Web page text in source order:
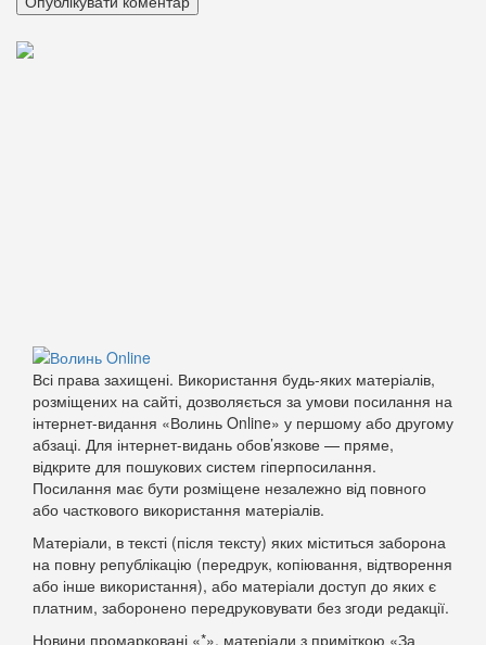
Всі права захищені. Використання будь-яких матеріалів,
розміщених на сайті, дозволяється за умови посилання на
інтернет-видання «Волинь Online» у першому або другому
абзаці. Для інтернет-видань обов’язкове — пряме,
відкрите для пошукових систем гіперпосилання.
Посилання має бути розміщене незалежно від повного
або часткового використання матеріалів.
Матеріали, в тексті (після тексту) яких міститься заборона
на повну републікацію (передрук, копіювання, відтворення
або інше використання), або матеріали доступ до яких є
платним, заборонено передруковувати без згоди редакції.
Новини промарковані «*», матеріали з приміткою «За